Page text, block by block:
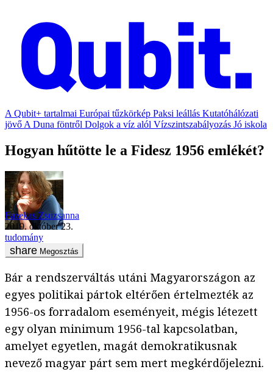
A Qubit+ tartalmai Európai tűzkörkép Paksi leállás Kutatóhálózati
jövő A Duna föntről Dolgok a víz alól Vízszintszabályozás Jó iskola
Hogyan hűtötte le a Fidesz 1956 emlékét?
Fazekas Zsuzsanna
2019. október 23.
tudomány
Megosztás
Bár a rendszerváltás utáni Magyarországon az
egyes politikai pártok eltérően értelmezték az
1956-os forradalom eseményeit, mégis létezett
egy olyan minimum 1956-tal kapcsolatban,
amelyet egyetlen, magát demokratikusnak
nevező magyar párt sem mert megkérdőjelezni.